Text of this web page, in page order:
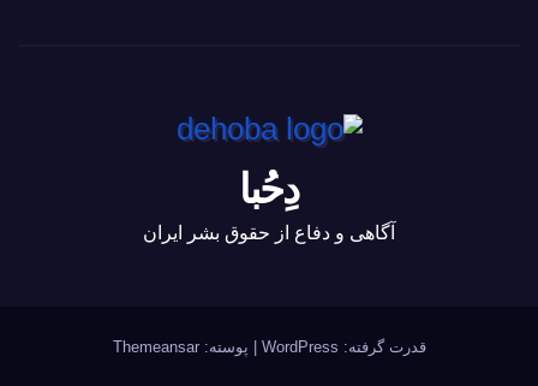
دِحُبا
آگاهی و دفاع از حقوق بشر ایران
قدرت گرفته: WordPress پوسته:Themeansar